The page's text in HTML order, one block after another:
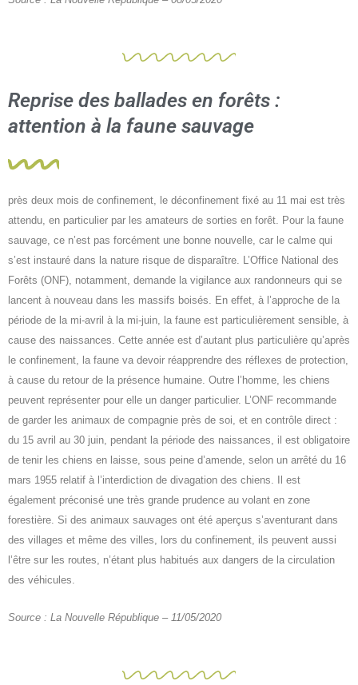
Reprise des ballades en forêts :
attention à la faune sauvage
près deux mois de confinement, le déconfinement fixé au 11 mai est très
attendu, en particulier par les amateurs de sorties en forêt. Pour la faune
sauvage, ce n’est pas forcément une bonne nouvelle, car le calme qui
s’est instauré dans la nature risque de disparaître. L’Office National des
Forêts (ONF), notamment, demande la vigilance aux randonneurs qui se
lancent à nouveau dans les massifs boisés. En effet, à l’approche de la
période de la mi-avril à la mi-juin, la faune est particulièrement sensible, à
cause des naissances. Cette année est d’autant plus particulière qu’après
le confinement, la faune va devoir réapprendre des réflexes de protection,
à cause du retour de la présence humaine. Outre l’homme, les chiens
peuvent représenter pour elle un danger particulier. L’ONF recommande
de garder les animaux de compagnie près de soi, et en contrôle direct :
du 15 avril au 30 juin, pendant la période des naissances, il est obligatoire
de tenir les chiens en laisse, sous peine d’amende, selon un arrêté du 16
mars 1955 relatif à l’interdiction de divagation des chiens. Il est
également préconisé une très grande prudence au volant en zone
forestière. Si des animaux sauvages ont été aperçus s’aventurant dans
des villages et même des villes, lors du confinement, ils peuvent aussi
l’être sur les routes, n’étant plus habitués aux dangers de la circulation
des véhicules.
Source : La Nouvelle République – 11/05/2020